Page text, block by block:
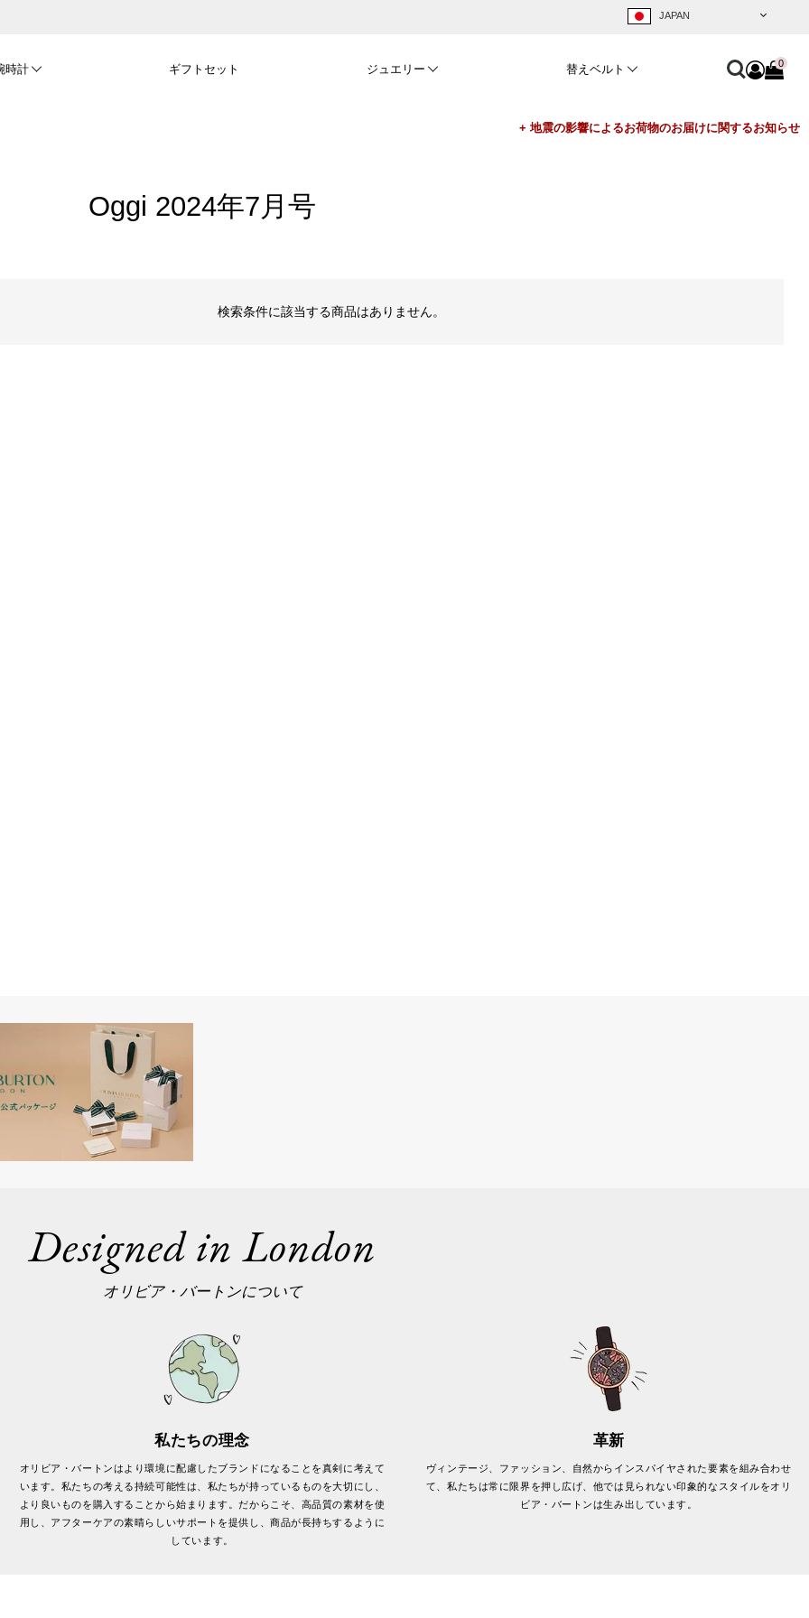
時計 ギフトセット ジュエリー 替えベルト 0
Oggi 2024年7月号
検索条件に該当する商品はありません。
Designed in London
オリビア・バートンについて
私たちの理念
オリビア・バートンはより環境に配慮したブランドになることを真剣に考えて
います。私たちの考える持続可能性は、私たちが持っているものを大切にし、
より良いものを購入することから始まります。だからこそ、高品質の素材を使
用し、アフターケアの素晴らしいサポートを提供し、商品が長持ちするように
しています。
革新
ヴィンテージ、ファッション、自然からインスパイヤされた要素を組み合わせ
て、私たちは常に限界を押し広げ、他では見られない印象的なスタイルをオリ
ビア・バートンは生み出しています。